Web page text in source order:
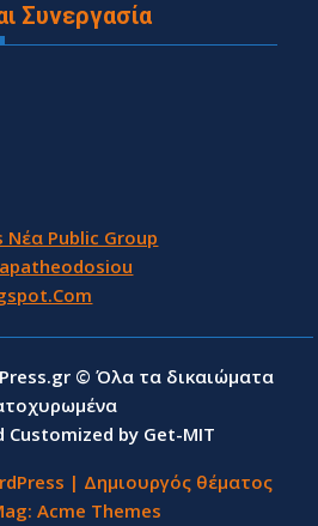
Συνεργασία
Νέα Public Group
© Όλα τα δικαιώματα
Customized by Get-MIT
| Δημιουργός θέματος
Acme Themes